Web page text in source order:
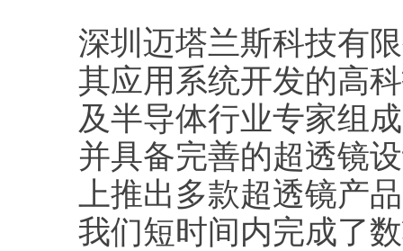
深圳迈塔兰斯科技有
其应用系统开发的高
及半导体行业专家组
并具备完善的超透镜
上推出多款超透镜产
我们短时间内完成了